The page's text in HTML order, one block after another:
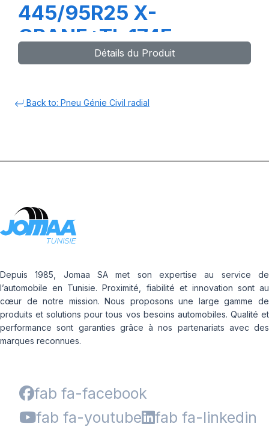
445/95R25 X-
CRANE+TL 174F
Détails du Produit
Back to: Pneu Génie Civil radial
Depuis 1985, Jomaa SA met son expertise au service de
l’automobile en Tunisie. Proximité, fiabilité et innovation sont au
cœur de notre mission. Nous proposons une large gamme de
produits et solutions pour tous vos besoins automobiles. Qualité et
performance sont garanties grâce à nos partenariats avec des
marques reconnues.
fab fa-facebook
fab fa-youtube
fab fa-linkedin